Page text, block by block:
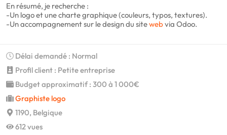
En résumé, je recherche :
-Un logo et une charte graphique (couleurs, typos, textures).
-Un accompagnement sur le design du sitewebvia Odoo.
Délai demandé : Normal
Profil client : Petite entreprise
Budget approximatif : 300 à 1 000€
Graphiste logo
1190, Belgique
612 vues